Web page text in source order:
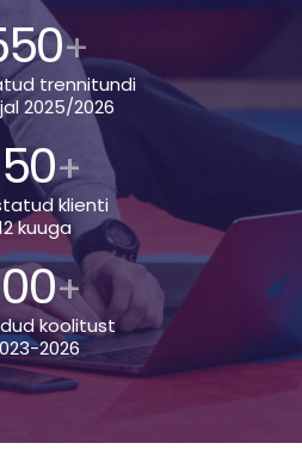
+
trennitundi
2025/2026
+
klienti
kuuga
+
koolitust
2026